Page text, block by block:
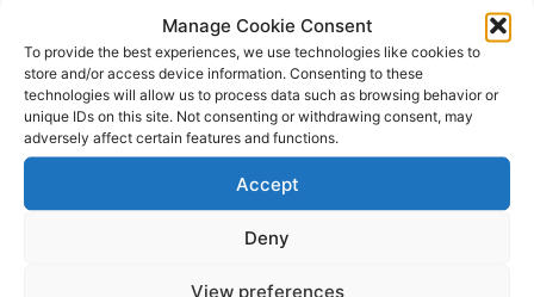
Manage Cookie Consent
To provide the best experiences, we use technologies like cookies to
store and/or access device information. Consenting to these
technologies will allow us to process data such as browsing behavior or
unique IDs on this site. Not consenting or withdrawing consent, may
adversely affect certain features and functions.
Accept
Deny
View preferences
contaminato sia dagli ospiti precedenti che dai
proprietari dell’alloggio.
Impresa di Pulizie
Affitta Camere
Allo stesso modo il suddetto affittuario deve
lasciare la stanza, al termine del suo soggiorno,